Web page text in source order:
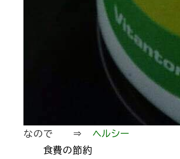
なので ⇒ ヘルシー
食費の節